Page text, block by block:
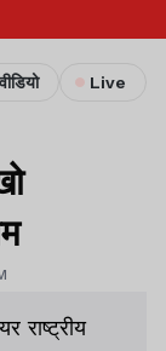
वीडियो Live
राष्ट्रीय